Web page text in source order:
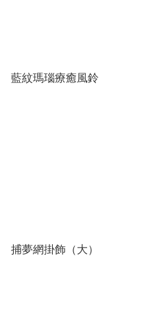
藍紋瑪瑙療癒風鈴
捕夢網掛飾（大）